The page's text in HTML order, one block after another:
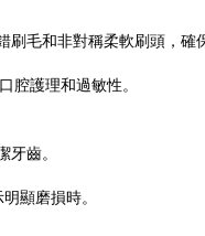
毛和非對稱柔軟刷頭，確
腔護理和過敏性。
齒。
顯磨損時。